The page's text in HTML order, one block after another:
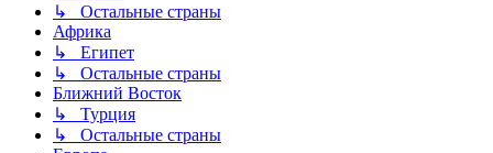
↳ Остальные страны
Африка
↳ Египет
↳ Остальные страны
Ближний Восток
↳ Турция
↳ Остальные страны